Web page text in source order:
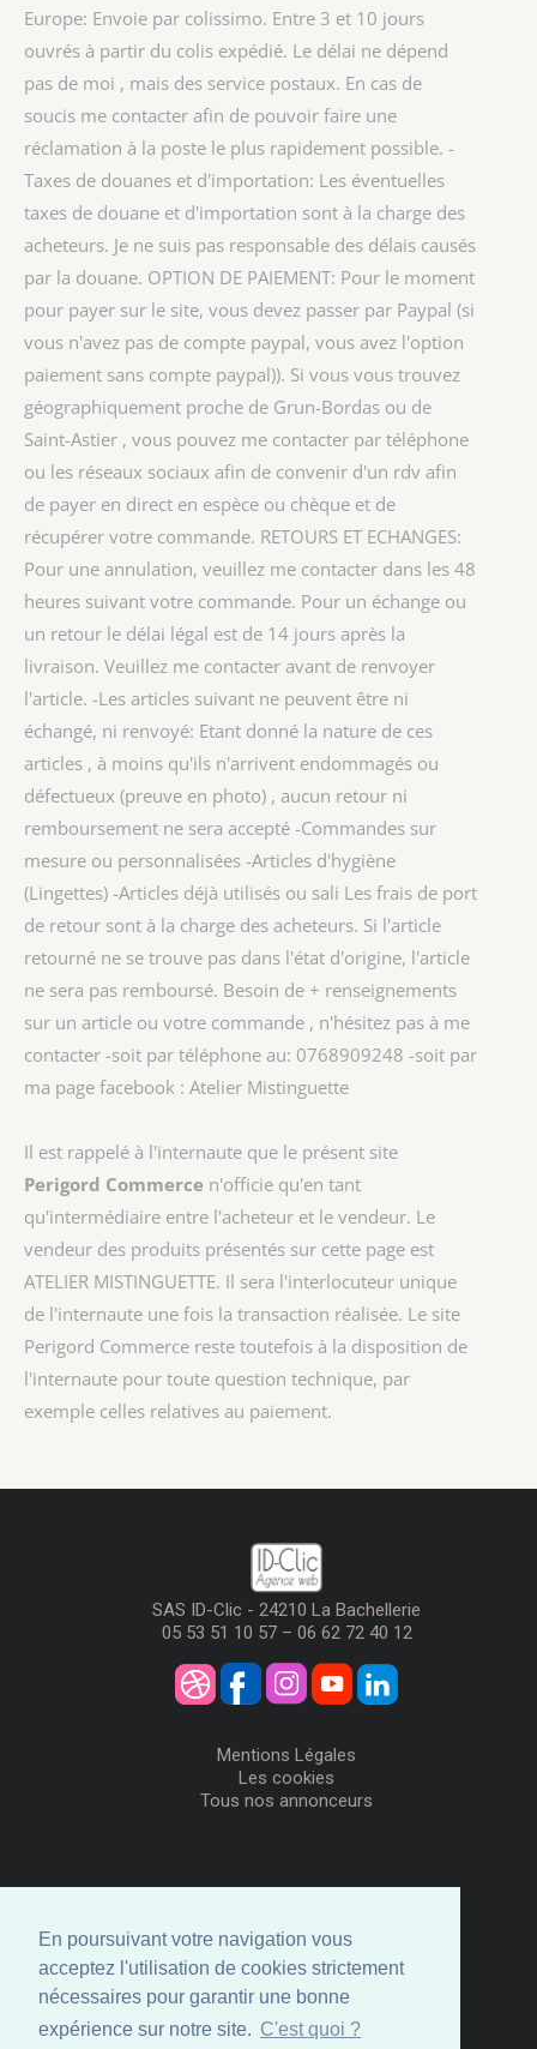
En poursuivant votre navigation vous
acceptez l'utilisation de cookies strictement
nécessaires pour garantir une bonne
expérience sur notre site. C'est quoi ?
Europe: Envoie par colissimo. Entre 3 et 10 jours
ouvrés à partir du colis expédié. Le délai ne dépend
pas de moi , mais des service postaux. En cas de
soucis me contacter afin de pouvoir faire une
réclamation à la poste le plus rapidement possible. -
Taxes de douanes et d'importation: Les éventuelles
taxes de douane et d'importation sont à la charge des
acheteurs. Je ne suis pas responsable des délais causés
par la douane. OPTION DE PAIEMENT: Pour le moment
pour payer sur le site, vous devez passer par Paypal (si
vous n'avez pas de compte paypal, vous avez l'option
paiement sans compte paypal)). Si vous vous trouvez
géographiquement proche de Grun-Bordas ou de
Saint-Astier , vous pouvez me contacter par téléphone
ou les réseaux sociaux afin de convenir d'un rdv afin
de payer en direct en espèce ou chèque et de
récupérer votre commande. RETOURS ET ECHANGES:
Pour une annulation, veuillez me contacter dans les 48
heures suivant votre commande. Pour un échange ou
un retour le délai légal est de 14 jours après la
livraison. Veuillez me contacter avant de renvoyer
l'article. -Les articles suivant ne peuvent être ni
échangé, ni renvoyé: Etant donné la nature de ces
articles , à moins qu'ils n'arrivent endommagés ou
défectueux (preuve en photo) , aucun retour ni
remboursement ne sera accepté -Commandes sur
mesure ou personnalisées -Articles d'hygiène
(Lingettes) -Articles déjà utilisés ou sali Les frais de port
de retour sont à la charge des acheteurs. Si l'article
retourné ne se trouve pas dans l'état d'origine, l'article
ne sera pas remboursé. Besoin de + renseignements
sur un article ou votre commande , n'hésitez pas à me
contacter -soit par téléphone au: 0768909248 -soit par
ma page facebook : Atelier Mistinguette
Il est rappelé à l'internaute que le présent site
Perigord Commerce n'officie qu'en tant
qu'intermédiaire entre l'acheteur et le vendeur. Le
vendeur des produits présentés sur cette page est
ATELIER MISTINGUETTE. Il sera l'interlocuteur unique
de l'internaute une fois la transaction réalisée. Le site
Perigord Commerce reste toutefois à la disposition de
l'internaute pour toute question technique, par
exemple celles relatives au paiement.
SAS ID-Clic - 24210 La Bachellerie
05 53 51 10 57 – 06 62 72 40 12
Mentions Légales
Les cookies
Tous nos annonceurs
Me Connecter
Créer mon Compte
Annonceurs
Comment ça marche